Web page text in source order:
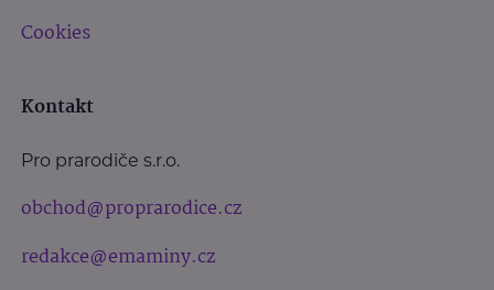
Cookies
Kontakt
Pro prarodiče s.r.o.
obchod@proprarodice.cz
redakce@emaminy.cz